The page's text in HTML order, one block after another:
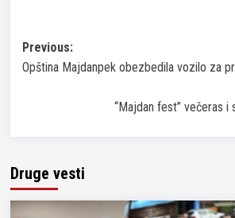
Post
navigation
Previous:
Opština Majdanpek obezbedila vozilo za
“Majdan fest” večeras i
Druge vesti